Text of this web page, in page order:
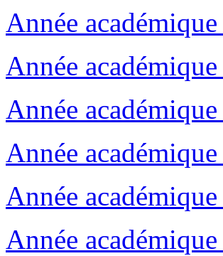
Année
Année
Année
Année
Année
Année